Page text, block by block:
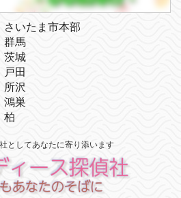
いたま市本部
群馬
茨城
田
沢
巣
柏
としてあなたに寄り添います